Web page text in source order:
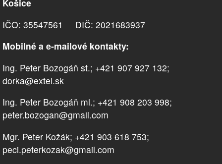
Košice
IČO: 35547561 DIČ: 2021683937
Mobilné a e-mailové kontakty:
Ing. Peter Bozogáň st.; +421 907 927 132;
dorka@extel.sk
Ing. Peter Bozogáň ml.; +421 908 203 998;
peter.bozogan@gmail.com
Mgr. Peter Kožák; +421 903 618 753;
peci.peterkozak@gmail.com